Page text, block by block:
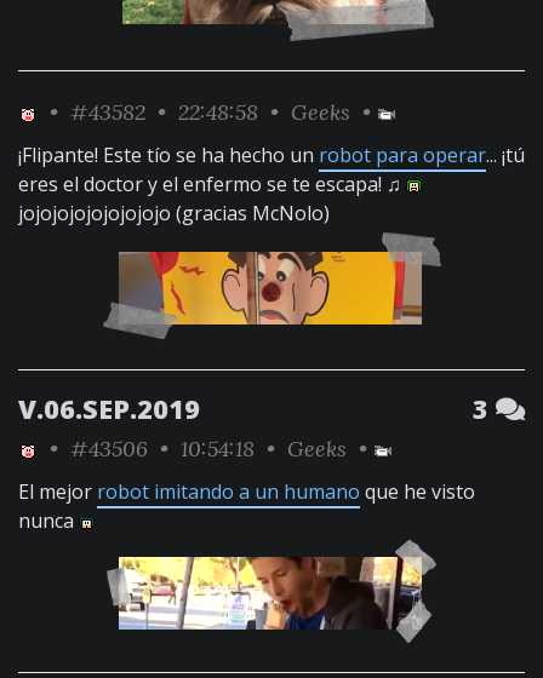
• #43582 • 22:48:58 • Geeks •
¡Flipante! Este tío se ha hecho un robot para operar... ¡tú
eres el doctor y el enfermo se te escapa! ♫
jojojojojojojojojo (gracias McNolo)
V.06.SEP.2019 3
• #43506 • 10:54:18 • Geeks •
El mejor robot imitando a un humano que he visto
nunca